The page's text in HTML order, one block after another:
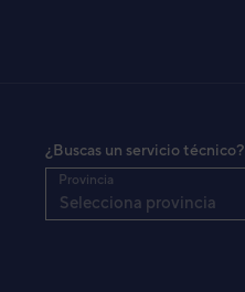
¿Buscas un servicio técnico?
Selecciona provincia
Provincia